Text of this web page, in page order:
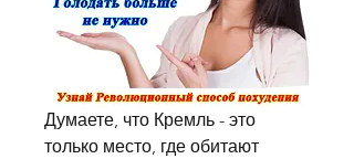
Думаете, что Кремль - это
только место, где обитают